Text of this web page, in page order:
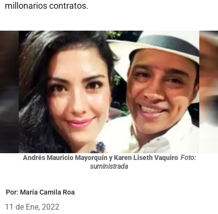
millonarios contratos.
Andrés Mauricio Mayorquín y Karen Liseth Vaquiro Foto:
suministrada
Por: María Camila Roa
11 de Ene, 2022